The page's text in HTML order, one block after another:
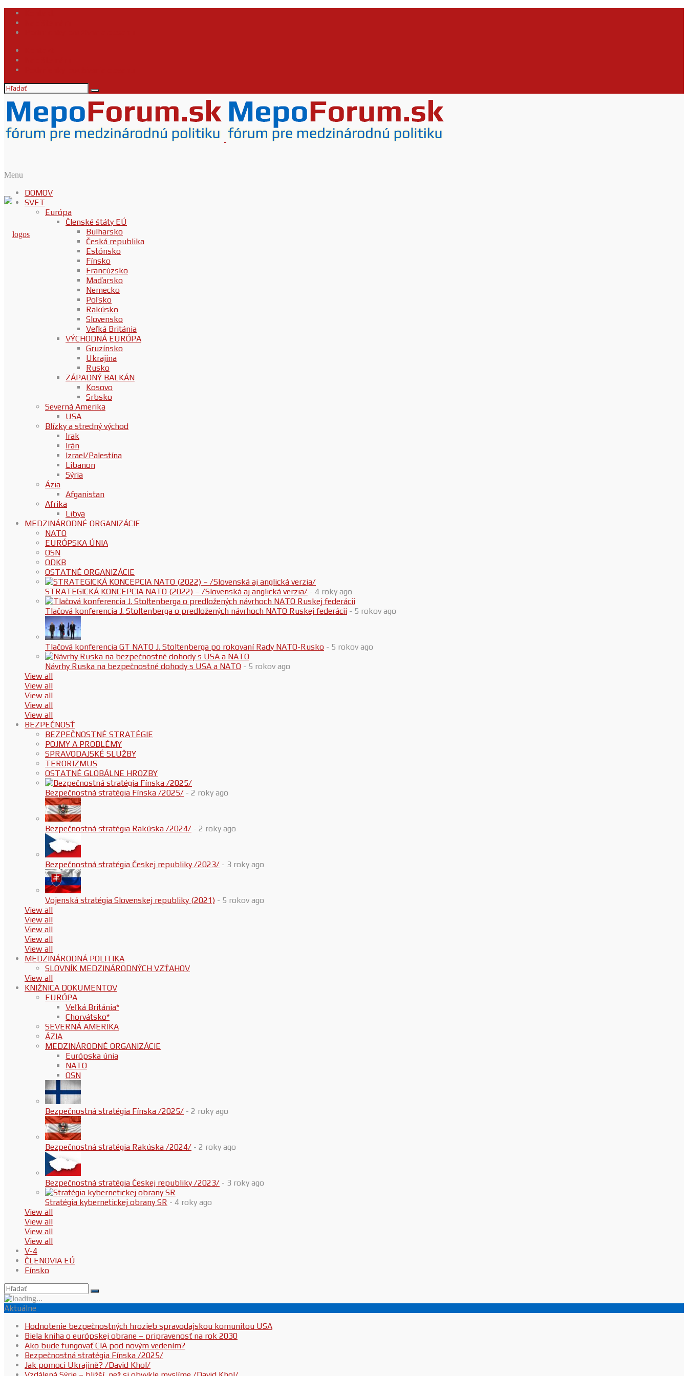
Menu
DOMOV
SVET
Európa
Členské štáty EÚ
Bulharsko
Česká republika
Estónsko
Fínsko
Francúzsko
Maďarsko
Nemecko
Poľsko
Rakúsko
Slovensko
Veľká Británia
VÝCHODNÁ EURÓPA
Gruzínsko
Ukrajina
Rusko
ZÁPADNÝ BALKÁN
Kosovo
Srbsko
Severná Amerika
USA
Blízky a stredný východ
Irak
Irán
Izrael/Palestína
Libanon
Sýria
Ázia
Afganistan
Afrika
Libya
MEDZINÁRODNÉ ORGANIZÁCIE
NATO
EURÓPSKA ÚNIA
OSN
ODKB
OSTATNÉ ORGANIZÁCIE
STRATEGICKÁ KONCEPCIA NATO (2022) – /Slovenská aj anglická verzia/ - 4 roky ago
Tlačová konferencia J. Stoltenberga o predložených návrhoch NATO Ruskej federácii - 5 rokov ago
Tlačová konferencia GT NATO J. Stoltenberga po rokovaní Rady NATO-Rusko - 5 rokov ago
Návrhy Ruska na bezpečnostné dohody s USA a NATO - 5 rokov ago
View all
View all
View all
View all
View all
BEZPEČNOSŤ
BEZPEČNOSTNÉ STRATÉGIE
POJMY A PROBLÉMY
SPRAVODAJSKÉ SLUŽBY
TERORIZMUS
OSTATNÉ GLOBÁLNE HROZBY
Bezpečnostná stratégia Fínska /2025/ - 2 roky ago
Bezpečnostná stratégia Rakúska /2024/ - 2 roky ago
Bezpečnostná stratégia Českej republiky /2023/ - 3 roky ago
Vojenská stratégia Slovenskej republiky (2021) - 5 rokov ago
View all
View all
View all
View all
View all
MEDZINÁRODNÁ POLITIKA
SLOVNÍK MEDZINÁRODNÝCH VZŤAHOV
View all
KNIŽNICA DOKUMENTOV
EURÓPA
Veľká Británia*
Chorvátsko*
SEVERNÁ AMERIKA
ÁZIA
MEDZINÁRODNÉ ORGANIZÁCIE
Európska únia
NATO
OSN
Bezpečnostná stratégia Fínska /2025/ - 2 roky ago
Bezpečnostná stratégia Rakúska /2024/ - 2 roky ago
Bezpečnostná stratégia Českej republiky /2023/ - 3 roky ago
Stratégia kybernetickej obrany SR - 4 roky ago
View all
View all
View all
View all
V-4
ČLENOVIA EÚ
Fínsko
Aktuálne
Hodnotenie bezpečnostných hrozieb spravodajskou komunitou USA
Biela kniha o európskej obrane – pripravenosť na rok 2030
Ako bude fungovať CIA pod novým vedením?
Bezpečnostná stratégia Fínska /2025/
Jak pomoci Ukrajině? /David Khol/